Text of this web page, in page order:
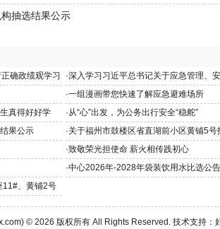
抽选结果公示
确政绩观学习
·深入学习习近平总书记关于应急管理、
和重要指示批示精神
·一组漫画带您快速了解应急避难场所
真得好好学 ·从“心”出发，为公务出行安全“稳舵”
果公示 ·关于福州市鼓楼区省直湖前小区黄铺5号
·致敬荣光担使命 薪火相传践初心
·中心2026年-2028年袋装饮用水比选公告
11#、黄铺2号
) © 2026 版权所有 All Rights Reserved. 技术支持：